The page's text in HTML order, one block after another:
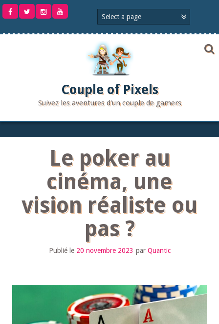
Aller
Couple of Pixels
Suivez les aventures d'un couple de gamers
Le poker au
cinéma, une
vision réaliste ou
pas ?
Publié le 20 novembre 2023 par Quantic